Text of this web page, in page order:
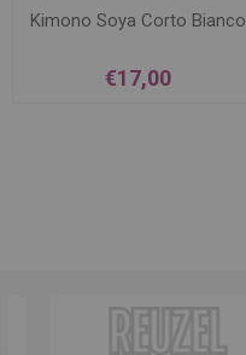
Kimono Soya Corto Bianco
€17,00